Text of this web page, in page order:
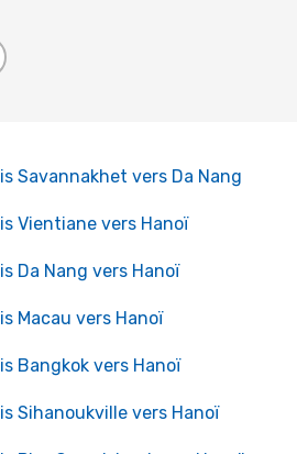
Savannakhet vers Da Nang
Vientiane vers Hanoï
Da Nang vers Hanoï
Macau vers Hanoï
Bangkok vers Hanoï
Sihanoukville vers Hanoï